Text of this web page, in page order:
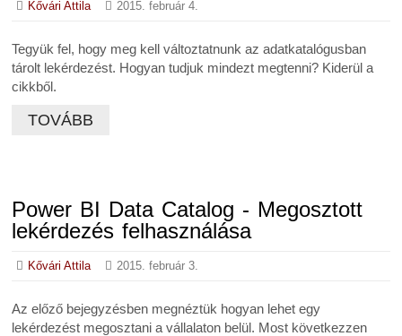
Kővári Attila 2015. február 4.
Tegyük fel, hogy meg kell változtatnunk az adatkatalógusban
tárolt lekérdezést. Hogyan tudjuk mindezt megtenni? Kiderül a
cikkből.
TOVÁBB
Power BI Data Catalog - Megosztott
lekérdezés felhasználása
Kővári Attila 2015. február 3.
Az előző bejegyzésben megnéztük hogyan lehet egy
lekérdezést megosztani a vállalaton belül. Most következzen